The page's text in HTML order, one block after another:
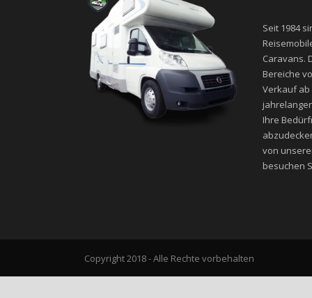
Seit 1984
Caravans.
Bereiche
Verkauf
Ihre
von
besuchen
Copyright 2018 - Alle Rechte vorbehalten